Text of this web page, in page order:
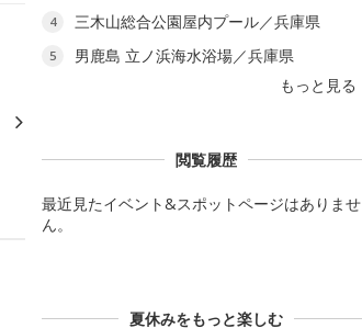
4 三木山総合公園屋内プール／兵庫県
5
男鹿島 立ノ浜海水浴場／兵庫県
もっと見る
閲覧履歴
最近見たイベント&スポットページはありませ
ん。
夏休みをもっと楽しむ